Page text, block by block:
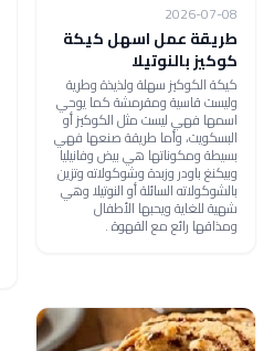
2026-07-08
طريقة عمل اسهل كيكة
كوكيز بالنوتيلا
كيكة الكوكيز سهلة ولذيذة وطرية
وليست قاسية ومقرمشة كما يوحي
اسمها فهي ليست مثل الكوكيز أو
البسكويت، وأما طريقة صنعها فهي
بسيطة ومكوناتها هي بيض وفانيليا
وبيكنغ باودر وزبدة وشوكولاته وتزين
بالشوكولاته السائلة أو النوتيلا وهي
شهية للغاية ويحبها الأطفال
ومذاقها رائع مع القهوة .